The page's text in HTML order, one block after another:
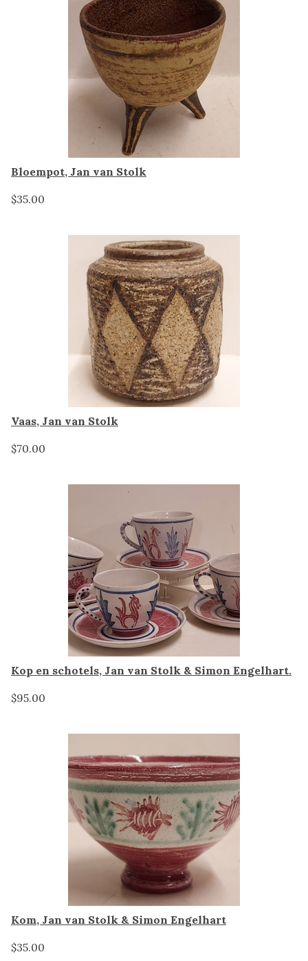
Bloempot, Jan van Stolk
$35.00
Vaas, Jan van Stolk
$70.00
Kop en schotels, Jan van Stolk & Simon Engelhart.
$95.00
Kom, Jan van Stolk & Simon Engelhart
$35.00